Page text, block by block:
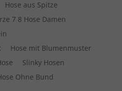
Hose aus Spitze
7 8 Hose Damen
Hose mit Blumenmuster
Slinky Hosen
Ohne Bund